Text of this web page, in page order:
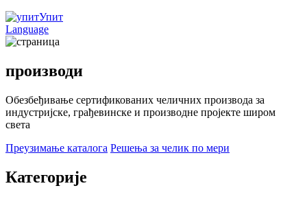
Упит
Language
производи
Обезбеђивање сертификованих челичних производа за
индустријске, грађевинске и производне пројекте широм
света
Преузимање каталога Решења за челик по мери
Категорије